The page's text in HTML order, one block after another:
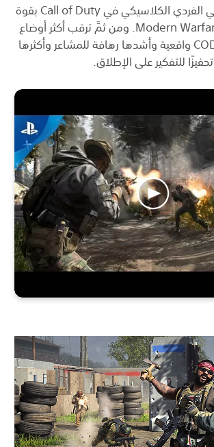
يعود اللعب القتالي الفردي الكلاسيكي في Call of Duty بقوة
كبيرة من خلال Modern Warfare. ومن ثمَّ ترقب أكثر أوضاع
اللعب القتالي لـ COD واقعية وأشدها رهافة للمشاعر وأكثرها
تحفيزًا للتفكير على الإطلاق.